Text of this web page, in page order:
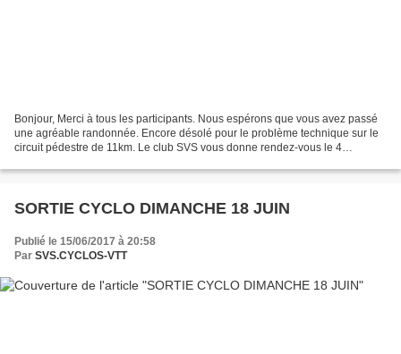
Bonjour, Merci à tous les participants. Nous espérons que vous avez passé
une agréable randonnée. Encore désolé pour le problème technique sur le
circuit pédestre de 11km. Le club SVS vous donne rendez-vous le 4
SORTIE CYCLO DIMANCHE 18 JUIN
Publié le 15/06/2017 à 20:58
Par SVS.CYCLOS-VTT